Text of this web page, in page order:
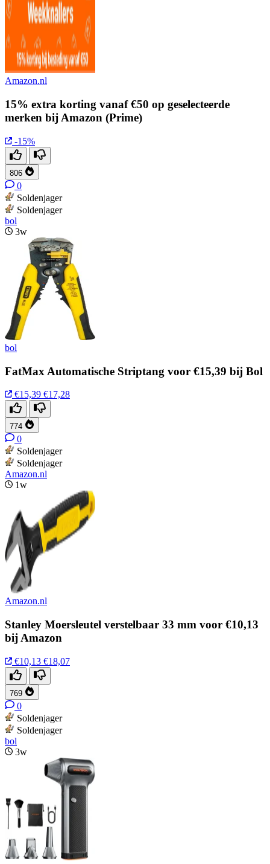
Amazon.nl
15% extra korting vanaf €50 op geselecteerde
merken bij Amazon (Prime)
-15%
806
0
Soldenjager
Soldenjager
bol
3w
bol
FatMax Automatische Striptang voor €15,39 bij Bol
€15,39 €17,28
774
0
Soldenjager
Soldenjager
Amazon.nl
1w
Amazon.nl
Stanley Moersleutel verstelbaar 33 mm voor €10,13
bij Amazon
€10,13 €18,07
769
0
Soldenjager
Soldenjager
bol
3w